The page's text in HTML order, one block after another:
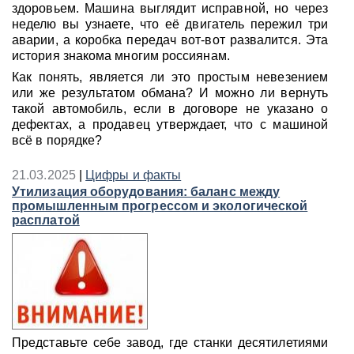
здоровьем. Машина выглядит исправной, но через
неделю вы узнаете, что её двигатель пережил три
аварии, а коробка передач вот-вот развалится. Эта
история знакома многим россиянам.
Как понять, является ли это простым невезением
или же результатом обмана? И можно ли вернуть
такой автомобиль, если в договоре не указано о
дефектах, а продавец утверждает, что с машиной
всё в порядке?
21.03.2025|
Цифры и факты
Утилизация оборудования: баланс между
промышленным прогрессом и экологической
расплатой
Представьте себе завод, где станки десятилетиями